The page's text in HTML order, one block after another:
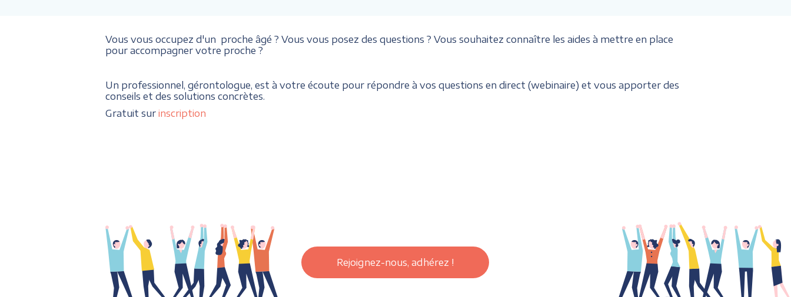
Vous vous occupez d'un proche âgé ? Vous vous posez des questions ? Vous souhaitez connaître les aides à mettre en place
pour accompagner votre proche ?
Un professionnel, gérontologue, est à votre écoute pour répondre à vos questions en direct (webinaire) et vous apporter des
conseils et des solutions concrètes.
Gratuit sur inscription
Rejoignez-nous, adhérez !